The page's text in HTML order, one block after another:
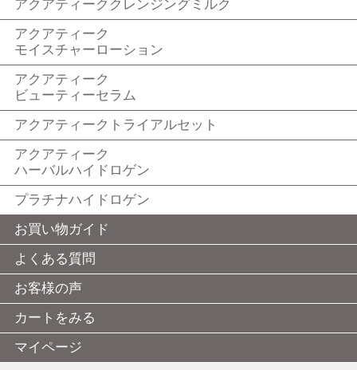
アクアティーククレンジングミルク
アクアティーク
モイスチャーローション
アクアティーク
ビューティーセラム
アクアティークトライアルセット
アクアティーク
ハーバルハイドロゲン
プラチナハイドロゲン
お買い物ガイド
よくある質問
お客様の声
カートをみる
マイページ